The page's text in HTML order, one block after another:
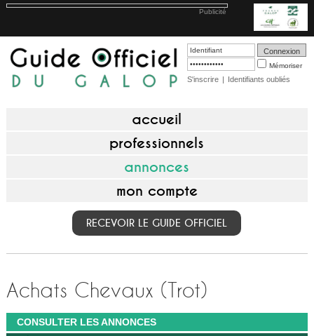
Publicité
Mémoriser
S'inscrire | Identifiants oubliés
accueil
professionnels
annonces
mon compte
RECEVOIR LE GUIDE OFFICIEL
Achats Chevaux (Trot)
CONSULTER LES ANNONCES